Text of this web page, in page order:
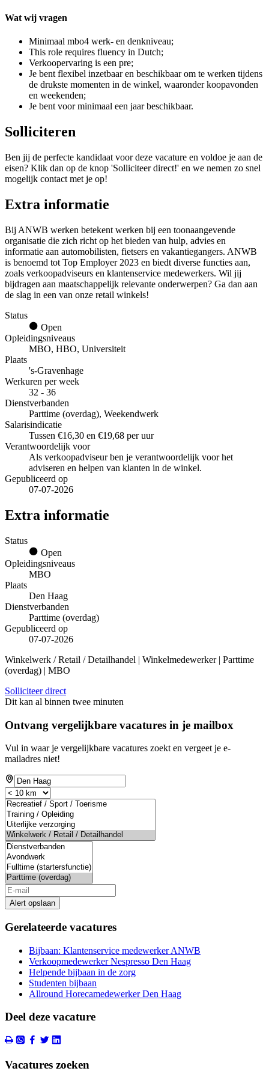
Wat wij vragen
Minimaal mbo4 werk- en denkniveau;
This role requires fluency in Dutch;
Verkoopervaring is een pre;
Je bent flexibel inzetbaar en beschikbaar om te werken tijdens
de drukste momenten in de winkel, waaronder koopavonden
en weekenden;
Je bent voor minimaal een jaar beschikbaar.
Solliciteren
Ben jij de perfecte kandidaat voor deze vacature en voldoe je aan de
eisen? Klik dan op de knop 'Solliciteer direct!' en we nemen zo snel
mogelijk contact met je op!
Extra informatie
Bij ANWB werken betekent werken bij een toonaangevende
organisatie die zich richt op het bieden van hulp, advies en
informatie aan automobilisten, fietsers en vakantiegangers. ANWB
is benoemd tot Top Employer 2023 en biedt diverse functies aan,
zoals verkoopadviseurs en klantenservice medewerkers. Wil jij
bijdragen aan maatschappelijk relevante onderwerpen? Ga dan aan
de slag in een van onze retail winkels!
Status
Open
Opleidingsniveaus
MBO, HBO, Universiteit
Plaats
's-Gravenhage
Werkuren per week
32 - 36
Dienstverbanden
Parttime (overdag), Weekendwerk
Salarisindicatie
Tussen €16,30 en €19,68 per uur
Verantwoordelijk voor
Als verkoopadviseur ben je verantwoordelijk voor het
adviseren en helpen van klanten in de winkel.
Gepubliceerd op
07-07-2026
Extra informatie
Status
Open
Opleidingsniveaus
MBO
Plaats
Den Haag
Dienstverbanden
Parttime (overdag)
Gepubliceerd op
07-07-2026
Winkelwerk / Retail / Detailhandel | Winkelmedewerker | Parttime
(overdag) | MBO
Solliciteer direct
Dit kan al binnen twee minuten
Ontvang vergelijkbare vacatures in je mailbox
Vul in waar je vergelijkbare vacatures zoekt en vergeet je e-
mailadres niet!
Alert opslaan
Gerelateerde vacatures
Bijbaan: Klantenservice medewerker ANWB
Verkoopmedewerker Nespresso Den Haag
Helpende bijbaan in de zorg
Studenten bijbaan
Allround Horecamedewerker Den Haag
Deel deze vacature
Vacatures zoeken